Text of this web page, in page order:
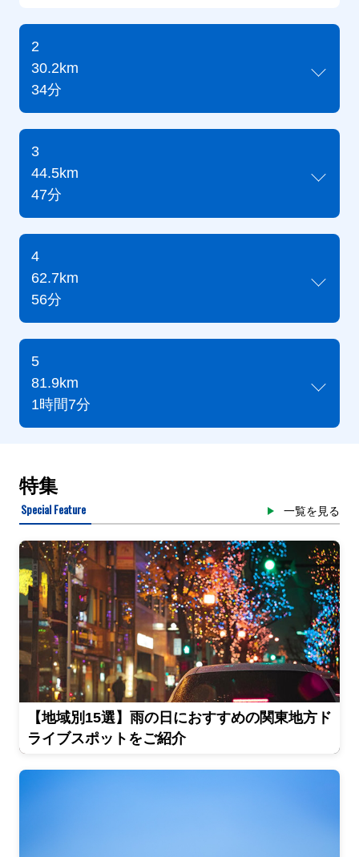
2
30.2km
34分
3
44.5km
47分
4
62.7km
56分
5
81.9km
1時間7分
特集
Special Feature 一覧を見る
【地域別15選】雨の日におすすめの関東地方ド
ライブスポットをご紹介